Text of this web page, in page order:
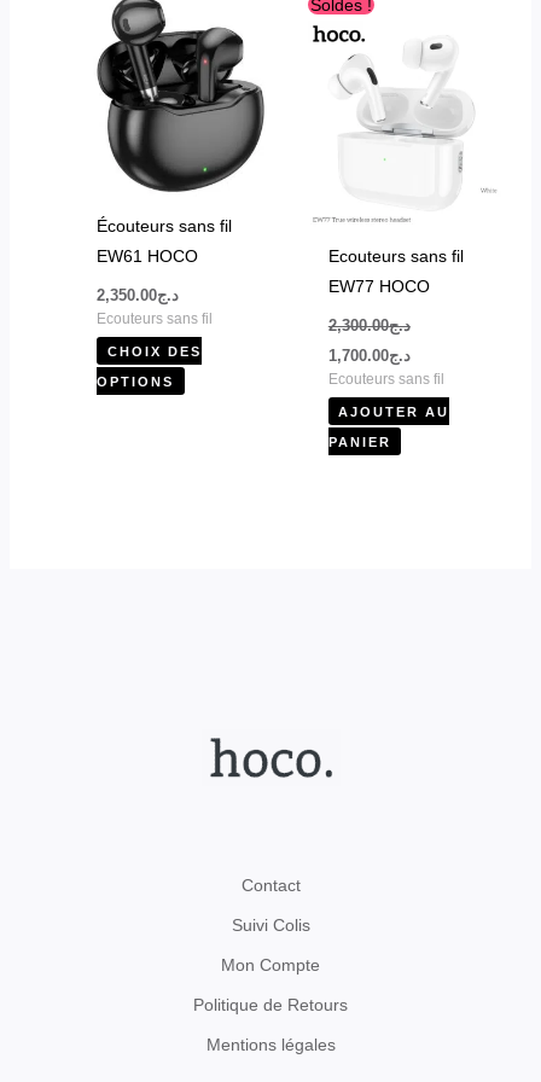
Écouteurs sans fil
EW61 HOCO
د.ج2,350.00
Ecouteurs sans fil
CHOIX DES
OPTIONS
produit
a
plusieurs
variations.
options
la
page
du
Soldes !
Ecouteurs sans fil
EW77 HOCO
د.ج2,300.00
prix
initial
était :
د.ج1,700.00
actuel
est :
Ecouteurs sans fil
AJOUTER AU
PANIER
Contact
Suivi Colis
Mon Compte
Politique de Retours
Mentions légales